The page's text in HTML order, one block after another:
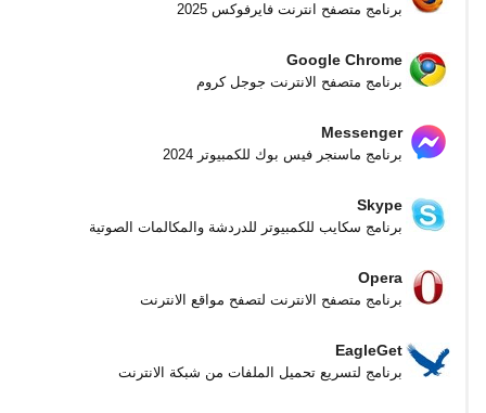
برنامج متصفح انترنت فايرفوكس 2025
Google Chrome
برنامج متصفح الانترنت جوجل كروم
Messenger
برنامج ماسنجر فيس بوك للكمبيوتر 2024
Skype
برنامج سكايب للكمبيوتر للدردشة والمكالمات الصوتية
Opera
برنامج متصفح الانترنت لتصفح مواقع الانترنت
EagleGet
برنامج لتسريع تحميل الملفات من شبكة الانترنت